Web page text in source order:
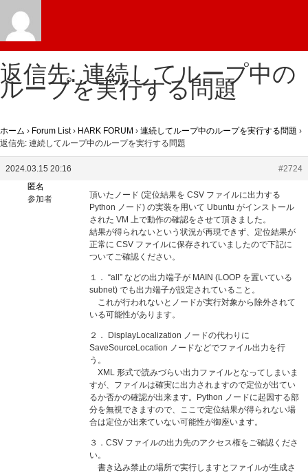
返信先: 連続してループ中の
ループを実行する問題
ホーム › Forum List › HARK FORUM › 連続してループ中のループを実行する問題 ›
返信先: 連続してループ中のループを実行する問題
2024.03.15 20:16
#2724
匿名
参加者
頂いたノード (定位結果を CSV ファイルに出力する
Python ノード) の実装を用いて Ubuntu がインストール
された VM 上で動作の確認をさせて頂きました。
結果が得られないという状況が再現できず、定位結果が
正常に CSV ファイルに保存されていましたので下記に
ついてご確認ください。
１． “all” などの出力端子が MAIN (LOOP を置いている
subnet) でも出力端子が設定されていること。
これが行われないとノードが実行対象から除外されて
いる可能性があります。
２． DisplayLocalization ノードの代わりに
SaveSourceLocation ノードなどでファイル出力を行
う。
XML 形式で読みづらい出力ファイルとなってしまいま
すが、ファイルは確実に出力されますので定位が出てい
るか否かの確認が出来ます。Python ノードに起因する部
分を無視できますので、ここで定位結果が得られない場
合は定位が出来ていない可能性が御座います。
３．CSV ファイルの出力先のアクセス権をご確認くださ
い。
書き込み禁止の場所で実行しますとファイルが生成さ